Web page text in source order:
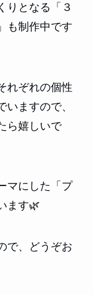
りとなる「３
も制作中です
れぞれの個性
ますので、
ら嬉しいで
マにした「プ
ます🌿
で、どうぞお